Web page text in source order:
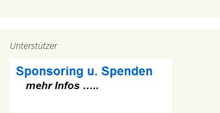
Unterstützer